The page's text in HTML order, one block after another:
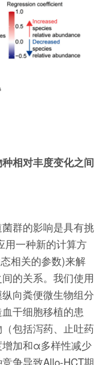
相对丰度变化之间
群的影响是具有挑
用一种新的计算方
相关的参数)来解
的关系。我们使用
向粪便微生物组分
干细胞移植的患
包括泻药、止吐药
加和α多样性减少
争导致Allo-HCT期